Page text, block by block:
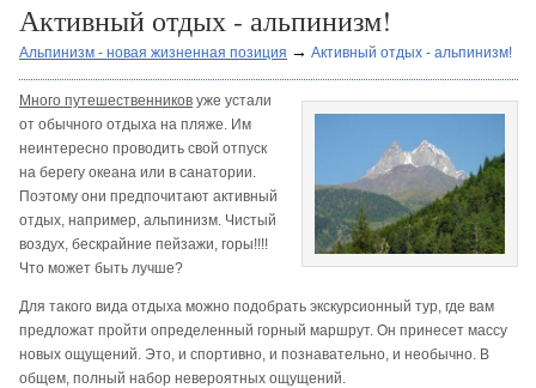
Активный отдых - альпинизм!
Альпинизм - новая жизненная позиция → Активный отдых - альпинизм!
Много путешественников уже устали
от обычного отдыха на пляже. Им
неинтересно проводить свой отпуск
на берегу океана или в санатории.
Поэтому они предпочитают активный
отдых, например, альпинизм. Чистый
воздух, бескрайние пейзажи, горы!!!!
Что может быть лучше?
Для такого вида отдыха можно подобрать экскурсионный тур, где вам
предложат пройти определенный горный маршрут. Он принесет массу
новых ощущений. Это, и спортивно, и познавательно, и необычно. В
общем, полный набор невероятных ощущений.